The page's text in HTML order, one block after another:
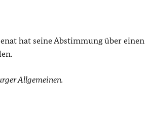
hat seine Abstimmung über einen
Allgemeinen.